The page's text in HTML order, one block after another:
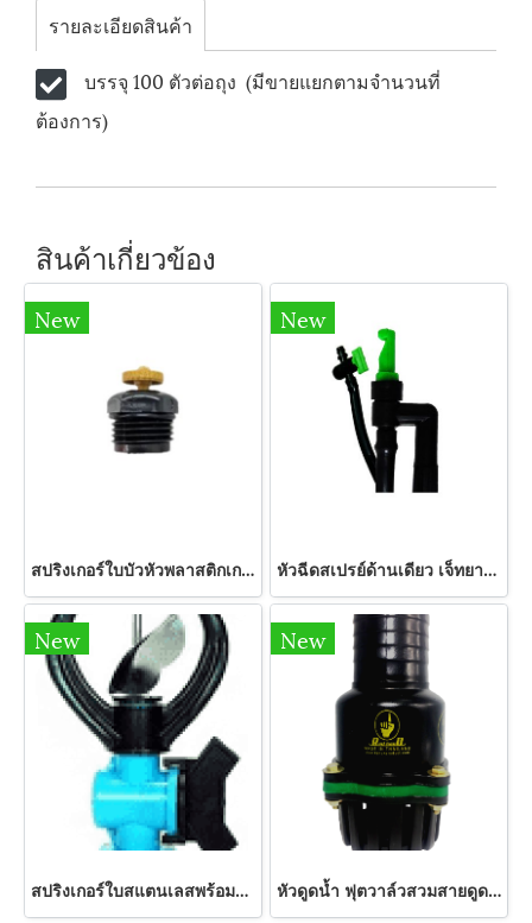
รายละเอียดสินค้า
บรรจุ 100 ตัวต่อถุง (มีขายแยกตามจำนวนที่
ต้องการ)
สินค้าเกี่ยวข้อง
New
สปริงเกอร์ใบบัวหัวพลาสติกเกลียวนอก รุ่น 305-LP ไชโย
New
หัวฉีดสเปรย์ด้านเดียว เจ็ทยาว พร้อมขาปักและวาล์ว ขนาด 30 ซม. รุ่น 3375-V ไชโย
New
สปริงเกอร์ใบสแตนเลสพร้อมวาล์ว PVC 1/2" รุ่น 303-V1 ไชโย
New
หัวดูดน้ำ ฟุตวาล์วสวมสายดูด ลิ้นสปริง (สีดำ)